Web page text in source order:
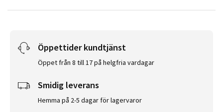
Öppettider kundtjänst
Öppet från 8 till 17 på helgfria vardagar
Smidig leverans
Hemma på 2-5 dagar för lagervaror